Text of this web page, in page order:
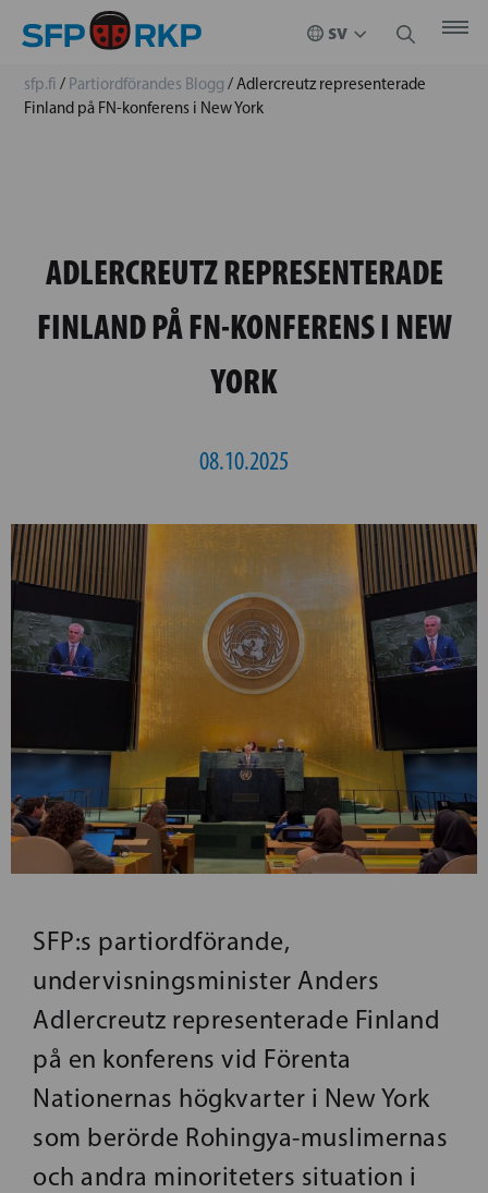
sfp.fi / Partiordförandes Blogg /Adlercreutz representerade
Finland på FN-konferens i New York
ADLERCREUTZ REPRESENTERADE
FINLAND PÅ FN-KONFERENS I NEW
YORK
08.10.2025
SFP:s partiordförande,
undervisningsminister Anders
Adlercreutz representerade Finland
på en konferens vid Förenta
Nationernas högkvarter i New York
som berörde Rohingya-muslimernas
och andra minoriteters situation i